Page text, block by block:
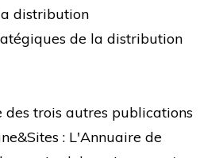
distribution
de la distribution
des trois autres publications
: L'Annuaire de